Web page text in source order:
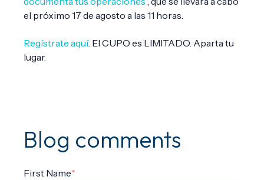
el próximo 17 de agosto a las 11 horas.
Regístrate aquí. El CUPO es LIMITADO. Aparta tu
lugar.
Blog comments
First Name*